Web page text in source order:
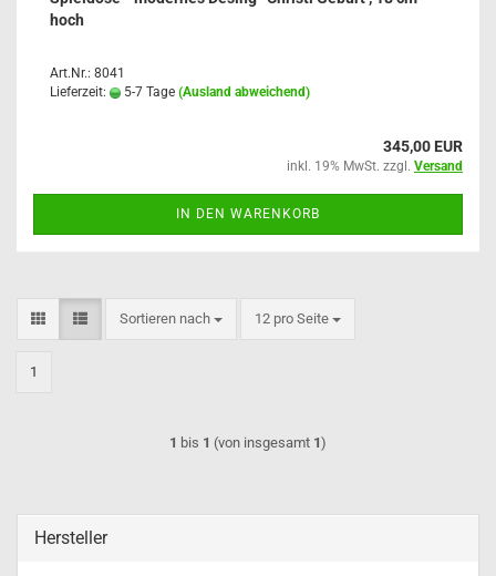
hoch
Art.Nr.: 8041
Lieferzeit:
5-7 Tage (Ausland abweichend)
345,00 EUR
inkl. 19% MwSt. zzgl. Versand
IN DEN WARENKORB
Sortieren nach
Sortieren nach 12 pro Seite
pro Seite
1
1 bis 1 (von insgesamt 1)
Hersteller